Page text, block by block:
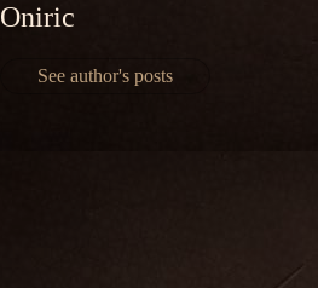
Oniric
See author's posts